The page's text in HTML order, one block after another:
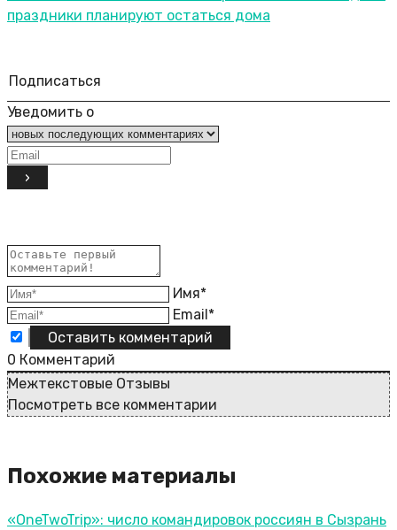
праздники планируют остаться дома
Подписаться
Уведомить о
Имя*
Email*
0 Комментарий
Межтекстовые Отзывы
Посмотреть все комментарии
Похожие материалы
«OneTwoTrip»: число командировок россиян в Сызрань